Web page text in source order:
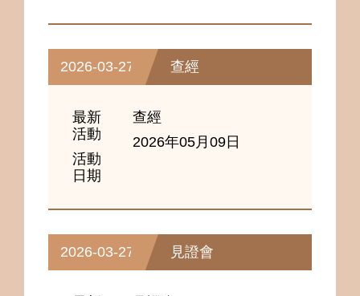
2026-03-27 查經
最新
活動
活動
日期
查經
2026年05月09日
2026-03-27 見證會